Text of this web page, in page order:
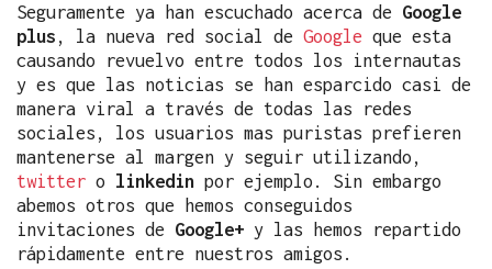
Seguramente ya han escuchado acerca de Google
plus , la nueva red social de Google que esta
causando revuelvo entre todos los internautas
y es que las noticias se han esparcido casi de
manera viral a través de todas las redes
sociales, los usuarios mas puristas prefieren
mantenerse al margen y seguir utilizando,
twitter o linkedin por ejemplo. Sin embargo
abemos otros que hemos conseguidos
invitaciones de Google+ y las hemos repartido
rápidamente entre nuestros amigos.